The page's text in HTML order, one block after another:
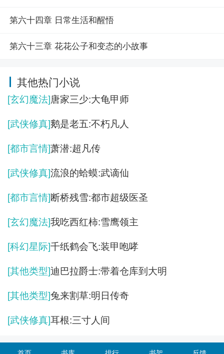
第六十四章 日常生活和醒悟
第六十三章 花花公子和变态的小故事
其他热门小说
[玄幻魔法]唐家三少:大龟甲师
[武侠修真]鹅是老五:不朽凡人
[都市言情]萧潜:超凡传
[武侠修真]流浪的蛤蟆:武谪仙
[都市言情]断桥残雪:都市超级医圣
[玄幻魔法]我吃西红柿:雪鹰领主
[科幻星际]千纸鹤会飞:装甲咆哮
[其他类型]迪巴拉爵士:带着仓库到大明
[其他类型]兔来割草:明日传奇
[武侠修真]耳根:三寸人间